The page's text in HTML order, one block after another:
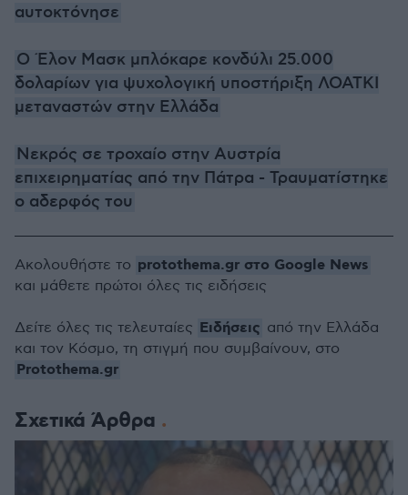
αυτοκτόνησε
Ο Έλον Μασκ μπλόκαρε κονδύλι 25.000
δολαρίων για ψυχολογική υποστήριξη ΛΟΑΤΚΙ
μεταναστών στην Ελλάδα
Νεκρός σε τροχαίο στην Αυστρία
επιχειρηματίας από την Πάτρα - Τραυματίστηκε
ο αδερφός του
Σχετικά Άρθρα
Ακολουθήστε το protothema.gr στο Google News
και μάθετε πρώτοι όλες τις ειδήσεις
Δείτε όλες τις τελευταίες Ειδήσεις από την Ελλάδα
και τον Κόσμο, τη στιγμή που συμβαίνουν, στο
Protothema.gr